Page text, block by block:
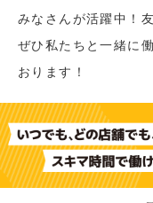
みなさんが活躍中！
ぜひ私たちと一緒に
おります！